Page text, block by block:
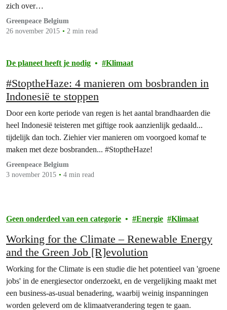
zich over…
Greenpeace Belgium
26 november 2015
2 min read
De planeet heeft je nodig Klimaat
#StoptheHaze: 4 manieren om bosbranden in
Indonesië te stoppen
Door een korte periode van regen is het aantal brandhaarden die
heel Indonesië teisteren met giftige rook aanzienlijk gedaald...
tijdelijk dan toch. Ziehier vier manieren om voorgoed komaf te
maken met deze bosbranden... #StoptheHaze!
Greenpeace Belgium
3 november 2015
4 min read
Geen onderdeel van een categorie Energie Klimaat
Working for the Climate – Renewable Energy
and the Green Job [R]evolution
Working for the Climate is een studie die het potentieel van 'groene
jobs' in de energiesector onderzoekt, en de vergelijking maakt met
een business-as-usual benadering, waarbij weinig inspanningen
worden geleverd om de klimaatverandering tegen te gaan.